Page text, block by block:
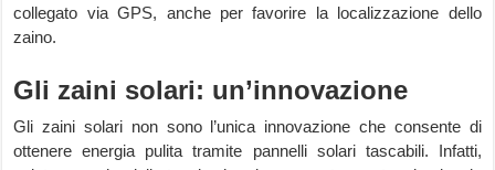
collegato via GPS, anche per favorire la localizzazione dello
zaino.
Gli zaini solari: un’innovazione
Gli zaini solari non sono l’unica innovazione che consente di
ottenere energia pulita tramite pannelli solari tascabili. Infatti,